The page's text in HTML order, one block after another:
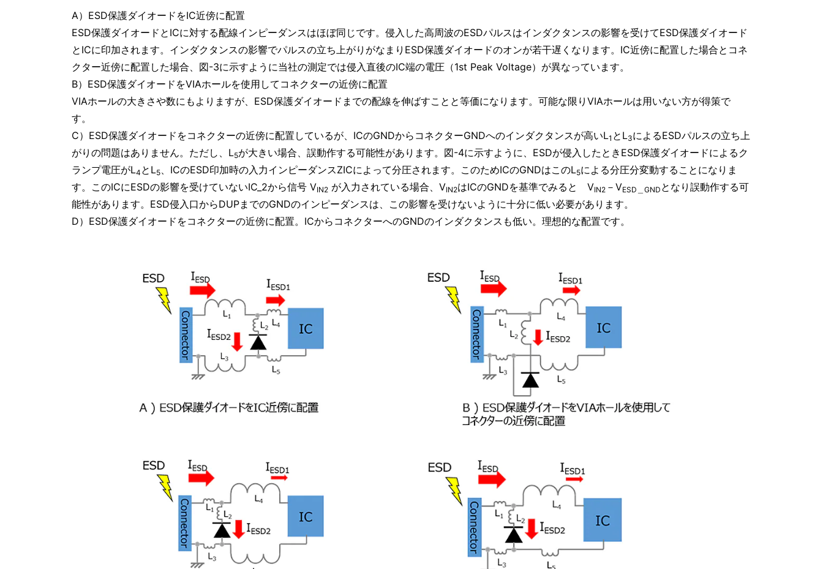
A）ESD保護ダイオードをIC近傍に配置
ESD保護ダイオードとICに対する配線インピーダンスはほぼ同じです。侵入した高周波のESDパルスはインダクタンスの影響を受けてESD保護ダイオード
とICに印加されます。インダクタンスの影響でパルスの立ち上がりがなまりESD保護ダイオードのオンが若干遅くなります。IC近傍に配置した場合とコネ
クター近傍に配置した場合、図-3に示すように当社の測定では侵入直後のIC端の電圧（1st Peak Voltage）が異なっています。
B）ESD保護ダイオードをVIAホールを使用してコネクターの近傍に配置
VIAホールの大きさや数にもよりますが、ESD保護ダイオードまでの配線を伸ばすことと等価になります。可能な限りVIAホールは用いない方が得策で
す。
C）ESD保護ダイオードをコネクターの近傍に配置しているが、ICのGNDからコネクターGNDへのインダクタンスが高いL1 とL3によるESDパルスの立ち上
がりの問題はありません。ただし、L5が大きい場合、誤動作する可能性があります。図-4に示すように、ESDが侵入したときESD保護ダイオードによるク
ランプ電圧がL4 とL5、ICのESD印加時の入力インピーダンスZICによって分圧されます。このためICのGNDはこのL5による分圧分変動することになりま
す。このICにESDの影響を受けていないIC_2から信号 VIN2 が入力されている場合、VIN2はICのGNDを基準でみると VIN2 －VESD＿GND となり誤動作する可
能性があります。ESD侵入口からDUPまでのGNDのインピーダンスは、この影響を受けないように十分に低い必要があります。
D）ESD保護ダイオードをコネクターの近傍に配置。ICからコネクターへのGNDのインダクタンスも低い。理想的な配置です。